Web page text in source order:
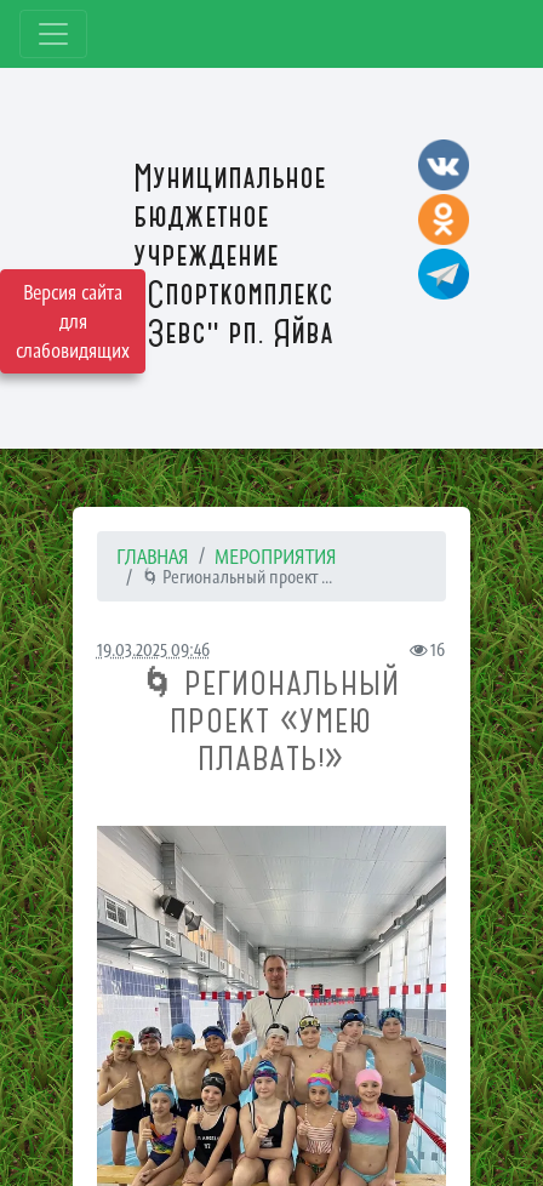
Версия сайта
для
слабовидящих
Муниципальное
бюджетное
учреждение
"Спорткомплекс
"Зевс" рп. Яйва
ГЛАВНАЯ МЕРОПРИЯТИЯ
🌀 Региональный проект ...
19.03.2025 09:46 16
🌀 РЕГИОНАЛЬНЫЙ
ПРОЕКТ «УМЕЮ
ПЛАВАТЬ!»